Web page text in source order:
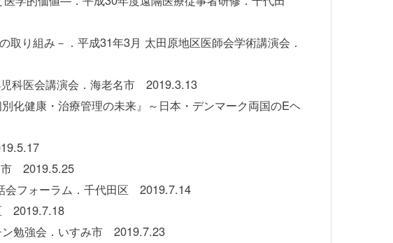
り組み－．平成31年3月 太田原地区医師会学術講演会．
科医会講演会．海老名市 2019.3.13
化健康・治療管理の未来』～日本・デンマーク両国のEヘ
市 2019.5.25
会フォーラム．千代田区 2019.7.14
2019.7.18
勉強会．いすみ市 2019.7.23